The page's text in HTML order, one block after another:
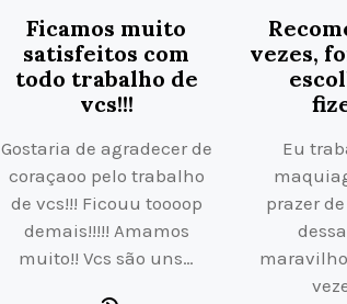
Ficamos muito
satisfeitos com
todo trabalho de
vcs!!!
Gostaria de agradecer de
coraçaoo pelo trabalho
de vcs!!! Ficouu toooop
demais!!!!! Amamos
muito!! Vcs são uns…
vezes,
Eu
prazer